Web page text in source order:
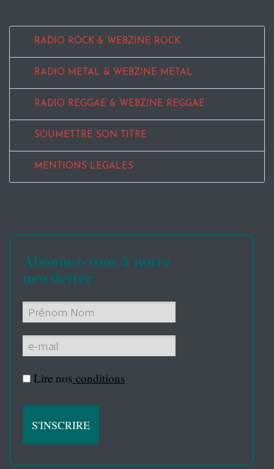
RADIO ROCK & WEBZINE ROCK
RADIO METAL & WEBZINE METAL
RADIO REGGAE & WEBZINE REGGAE
SOUMETTRE SON TITRE
MENTIONS LEGALES
Abonnez-vous à notre
newsletter
Lire nos conditions